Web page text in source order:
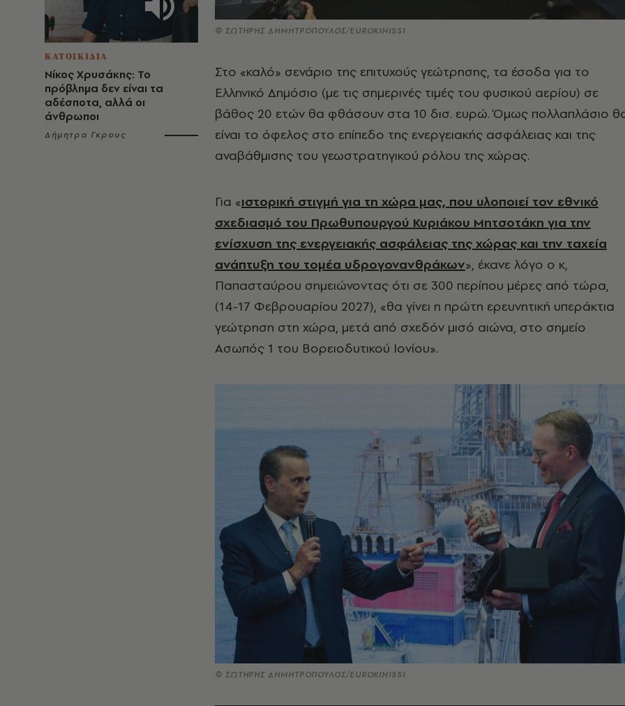
ΚΑΤΟΙΚΙΔΙΑ
Νίκος Χρυσάκης: Το
πρόβλημα δεν είναι τα
αδέσποτα, αλλά οι
άνθρωποι
Δήμητρα Γκρους
© ΣΩΤΗΡΗΣ ΔΗΜΗΤΡΟΠΟΥΛΟΣ/EUROKINISSI
Στο «καλό» σενάριο της επιτυχούς γεώτρησης, τα έσοδα για το
Ελληνικό Δημόσιο (με τις σημερινές τιμές του φυσικού αερίου) σε
βάθος 20 ετών θα φθάσουν στα 10 δισ. ευρώ. Όμως πολλαπλάσιο
είναι το όφελος στο επίπεδο της ενεργειακής ασφάλειας και της
αναβάθμισης του γεωστρατηγικού ρόλου της χώρας.
Για «ιστορική στιγμή για τη χώρα μας, που υλοποιεί τον εθνικό
σχεδιασμό του Πρωθυπουργού Κυριάκου Μητσοτάκη για την
ενίσχυση της ενεργειακής ασφάλειας της χώρας και την ταχεία
ανάπτυξη του τομέα υδρογονανθράκων», έκανε λόγο ο κ,
Παπασταύρου σημειώνοντας ότι σε 300 περίπου μέρες από τώρα,
(14-17 Φεβρουαρίου 2027), «θα γίνει η πρώτη ερευνητική υπεράκτια
γεώτρηση στη χώρα, μετά από σχεδόν μισό αιώνα, στο σημείο
Ασωπός 1 του Βορειοδυτικού Ιονίου».
© ΣΩΤΗΡΗΣ ΔΗΜΗΤΡΟΠΟΥΛΟΣ/EUROKINISSI